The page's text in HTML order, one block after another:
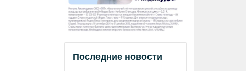
Последние новости